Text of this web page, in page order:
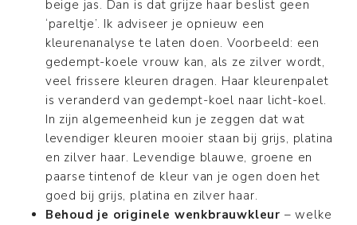
beige jas. Dan is dat grijze haar beslist geen
‘pareltje’. Ik adviseer je opnieuw een
kleurenanalyse te laten doen. Voorbeeld: een
gedempt-koele vrouw kan, als ze zilver wordt,
veel frissere kleuren dragen. Haar kleurenpalet
is veranderd van gedempt-koel naar licht-koel.
In zijn algemeenheid kun je zeggen dat wat
levendiger kleuren mooier staan bij grijs, platina
en zilver haar. Levendige blauwe, groene en
paarse tintenof de kleur van je ogen doen het
goed bij grijs, platina en zilver haar.
Behoud je originele wenkbrauwkleur – welke